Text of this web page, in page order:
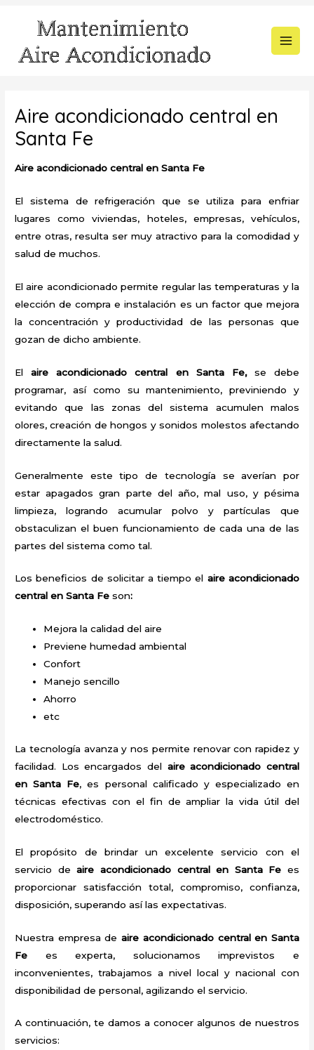
contenido
Aire acondicionado central en
Santa Fe
Aire acondicionado central en Santa Fe
El sistema de refrigeración que se utiliza para enfriar
lugares como viviendas, hoteles, empresas, vehículos,
entre otras, resulta ser muy atractivo para la comodidad y
salud de muchos.
El aire acondicionado permite regular las temperaturas y la
elección de compra e instalación es un factor que mejora
la concentración y productividad de las personas que
gozan de dicho ambiente.
Elaire acondicionado central en Santa Fe,se debe
programar, así como su mantenimiento, previniendo y
evitando que las zonas del sistema acumulen malos
olores, creación de hongos y sonidos molestos afectando
directamente la salud.
Generalmente este tipo de tecnología se averían por
estar apagados gran parte del año, mal uso, y pésima
limpieza, logrando acumular polvo y partículas que
obstaculizan el buen funcionamiento de cada una de las
partes del sistema como tal.
Los beneficios de solicitar a tiempo el aire acondicionado
central en Santa Feson:
Mejora la calidad del aire
Previene humedad ambiental
Confort
Manejo sencillo
Ahorro
etc
La tecnología avanza y nos permite renovar con rapidez y
facilidad. Los encargados del aire acondicionado central
en Santa Fe, es personal calificado y especializado en
técnicas efectivas con el fin de ampliar la vida útil del
electrodoméstico.
El propósito de brindar un excelente servicio con el
servicio deaire acondicionado central en Santa Fe es
proporcionar satisfacción total, compromiso, confianza,
disposición, superando así las expectativas.
Nuestra empresa deaire acondicionado central en Santa
Fe es experta, solucionamos imprevistos e
inconvenientes, trabajamos a nivel local y nacional con
disponibilidad de personal, agilizando el servicio.
A continuación, te damos a conocer algunos de nuestros
servicios: